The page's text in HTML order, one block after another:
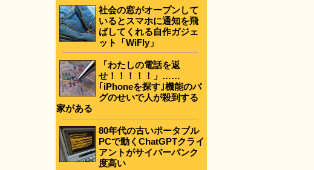
社会の窓がオープンして
いるとスマホに通知を飛
ばしてくれる自作ガジェ
ット「WiFly」
「わたしの電話を返
せ！！！！！」……
｢iPhoneを探す｣機能のバ
グのせいで人が殺到する
家がある
80年代の古いポータブル
PCで動くChatGPTクライ
アントがサイバーパンク
度高い